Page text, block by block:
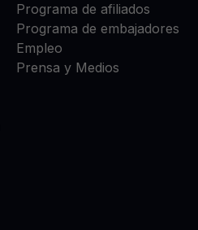
Programa de afiliados
Programa de embajadores
Empleo
Prensa y Medios